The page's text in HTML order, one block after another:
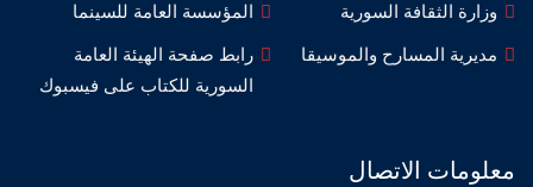
وزارة الثقافة السورية
المؤسسة العامة للسينما
مديرية المسارح والموسيقا
رابط صفحة الهيئة العامة
السورية للكتاب على فيسبوك
معلومات الاتصال